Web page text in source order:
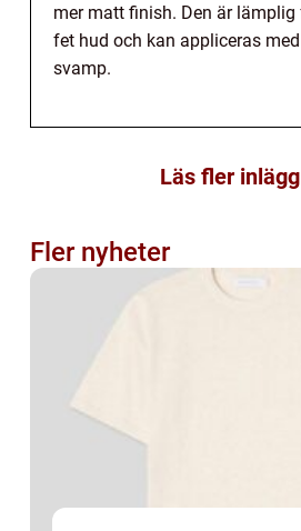
mer matt finish. Den är lämplig
fet hud och kan appliceras
svamp.
Läs fler
Fler nyheter